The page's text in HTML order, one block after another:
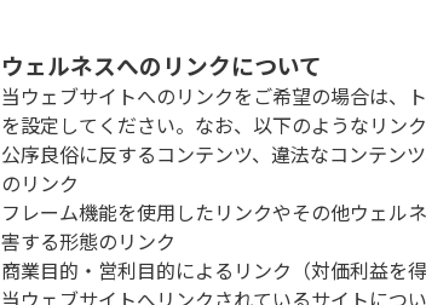
ウェルネスへのリンクについて
当ウェブサイトへのリンクをご希望の場合は
を設定してください。なお、以下のようなリン
公序良俗に反するコンテンツ、違法なコンテン
のリンク
フレーム機能を使用したリンクやその他ウェル
害する形態のリンク
商業目的・営利目的によるリンク（対価利益を
当ウェブサイトへリンクされているサイトにつ